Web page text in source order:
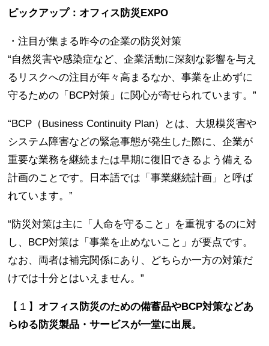
ピックアップ：オフィス防災EXPO
・注目が集まる昨今の企業の防災対策
“自然災害や感染症など、企業活動に深刻な影響を与え
るリスクへの注目が年々高まるなか、事業を止めずに
守るための「BCP対策」に関心が寄せられています。”
“BCP（Business Continuity Plan）とは、大規模災害や
システム障害などの緊急事態が発生した際に、企業が
重要な業務を継続または早期に復旧できるよう備える
計画のことです。日本語では「事業継続計画」と呼ば
れています。”
“防災対策は主に「人命を守ること」を重視するのに対
し、BCP対策は「事業を止めないこと」が要点です。
なお、両者は補完関係にあり、どちらか一方の対策だ
けでは十分とはいえません。”
【１】 オフィス防災のための備蓄品やBCP対策などあ
らゆる防災製品・サービスが一堂に出展。